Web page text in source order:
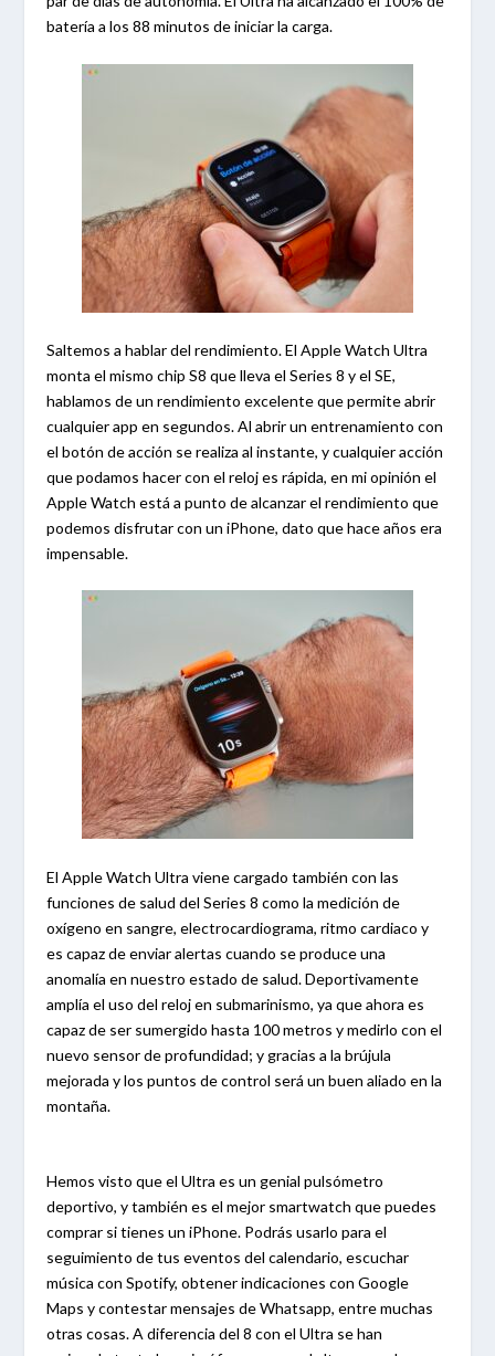
batería a los 88 minutos de iniciar la carga.
Saltemos a hablar del rendimiento. El Apple Watch Ultra
monta el mismo chip S8 que lleva el Series 8 y el SE,
hablamos de un rendimiento excelente que permite abrir
cualquier app en segundos. Al abrir un entrenamiento con
el botón de acción se realiza al instante, y cualquier acción
que podamos hacer con el reloj es rápida, en mi opinión el
Apple Watch está a punto de alcanzar el rendimiento que
podemos disfrutar con un iPhone, dato que hace años era
impensable.
El Apple Watch Ultra viene cargado también con las
funciones de salud del Series 8 como la medición de
oxígeno en sangre, electrocardiograma, ritmo cardiaco y
es capaz de enviar alertas cuando se produce una
anomalía en nuestro estado de salud. Deportivamente
amplía el uso del reloj en submarinismo, ya que ahora es
capaz de ser sumergido hasta 100 metros y medirlo con el
nuevo sensor de profundidad; y gracias a la brújula
mejorada y los puntos de control será un buen aliado en la
montaña.
Hemos visto que el Ultra es un genial pulsómetro
deportivo, y también es el mejor smartwatch que puedes
comprar si tienes un iPhone. Podrás usarlo para el
seguimiento de tus eventos del calendario, escuchar
música con Spotify, obtener indicaciones con Google
Maps y contestar mensajes de Whatsapp, entre muchas
otras cosas. A diferencia del 8 con el Ultra se han